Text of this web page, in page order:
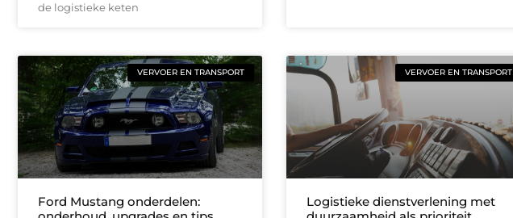
de logistieke keten
VERVOER EN TRANSPORT
Ford Mustang onderdelen:
VERVOER EN TRANSPORT
Logistieke dienstverlening met